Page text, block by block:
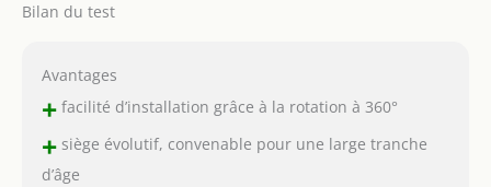
Bilan du test
Avantages
+facilité d’installation grâce à la rotation à 360°
+siège évolutif, convenable pour une large tranche
d’âge